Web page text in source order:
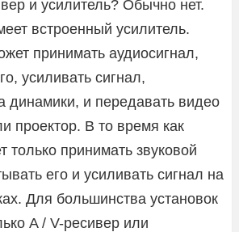
и усилитель? Обычно нет.
встроенный усилитель.
принимать аудиосигнал,
усиливать сигнал,
динамики, и передавать видео
проектор. В то время как
только принимать звуковой
его и усиливать сигнал на
Для большинства установок
A / V-ресивер или